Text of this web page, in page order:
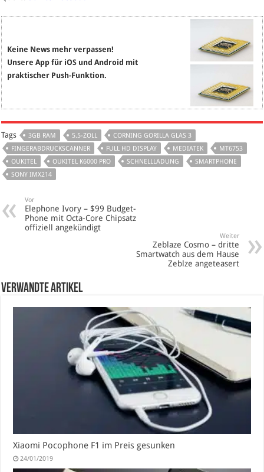
Keine News mehr verpassen!
Unsere App für iOS und Android mit
praktischer Push-Funktion.
Tags 3GB RAM 5.5-ZOLL
CORNING GORILLA GLAS 3
FINGERABDRUCKSCANNER
FULL HD DISPLAY MEDIATEK
MT6753
OUKITEL
OUKITEL K6000 PRO SCHNELLLADUNG
SMARTPHONE
SONY IMX214
Vor
Elephone Ivory – $99 Budget-
Phone mit Octa-Core Chipsatz
offiziell angekündigt
Weiter
Zeblaze Cosmo – dritte
Smartwatch aus dem Hause
Zeblze angeteasert
verwandte Artikel
Xiaomi Pocophone F1 im Preis gesunken
24/01/2019